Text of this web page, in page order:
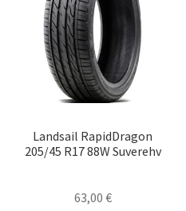
Landsail RapidDragon
205/45 R17 88W Suverehv
63,00 €